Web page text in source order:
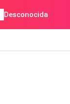
Desconocida